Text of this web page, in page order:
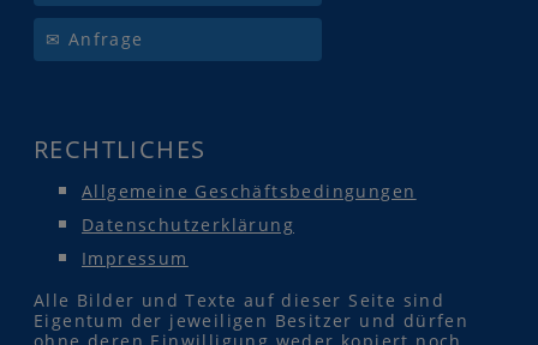
✉ Anfrage
RECHTLICHES
Allgemeine Geschäftsbedingungen
Datenschutzerklärung
Impressum
Alle Bilder und Texte auf dieser Seite sind
Eigentum der jeweiligen Besitzer und dürfen